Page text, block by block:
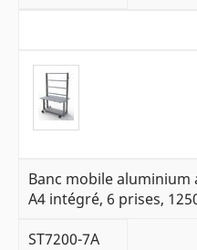
Banc mobile aluminium
A4 intégré, 6 prises,
ST7200-7A